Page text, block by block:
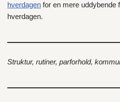
hverdagen for en mere uddybende
hverdagen.
Struktur, rutiner, parforhold,